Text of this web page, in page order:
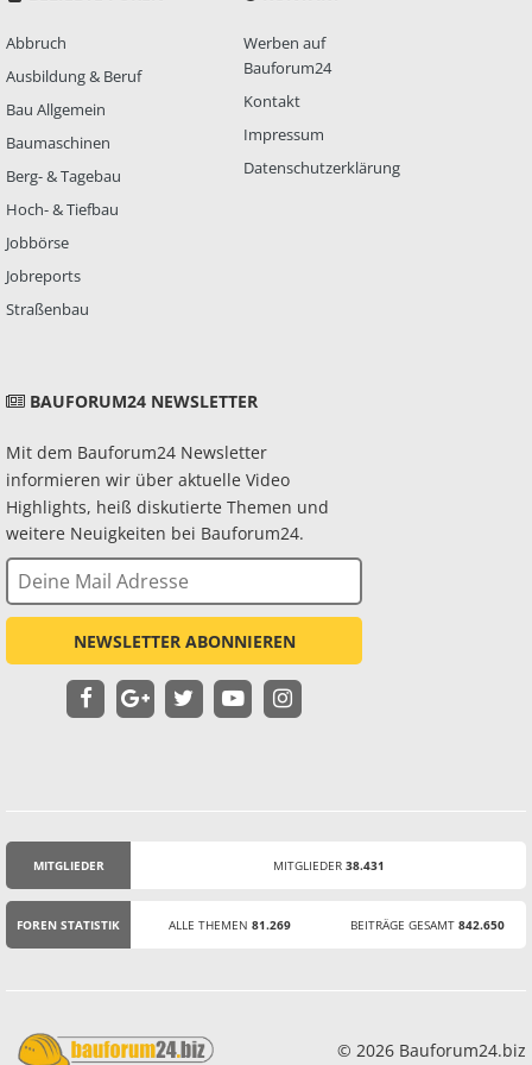
Abbruch
Ausbildung & Beruf
Bau Allgemein
Baumaschinen
Berg- & Tagebau
Hoch- & Tiefbau
Jobbörse
Jobreports
Straßenbau
Werben auf
Bauforum24
Kontakt
Impressum
Datenschutzerklärung
BAUFORUM24 NEWSLETTER
Mit dem Bauforum24 Newsletter
informieren wir über aktuelle Video
Highlights, heiß diskutierte Themen und
weitere Neuigkeiten bei Bauforum24.
NEWSLETTER ABONNIEREN
MITGLIEDER MITGLIEDER 38.431
FOREN STATISTIK ALLE THEMEN 81.269 BEITRÄGE GESAMT 842.650
© 2026 Bauforum24.biz